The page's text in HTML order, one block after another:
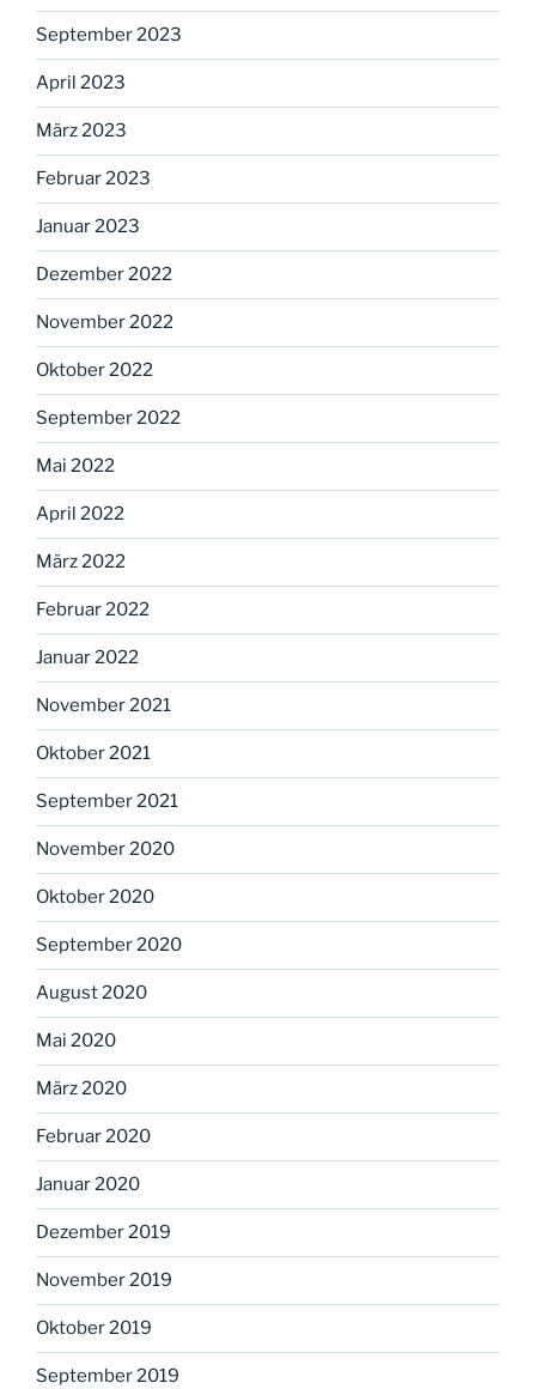
September 2023
April 2023
März 2023
Februar 2023
Januar 2023
Dezember 2022
November 2022
Oktober 2022
September 2022
Mai 2022
April 2022
März 2022
Februar 2022
Januar 2022
November 2021
Oktober 2021
September 2021
November 2020
Oktober 2020
September 2020
August 2020
Mai 2020
März 2020
Februar 2020
Januar 2020
Dezember 2019
November 2019
Oktober 2019
September 2019